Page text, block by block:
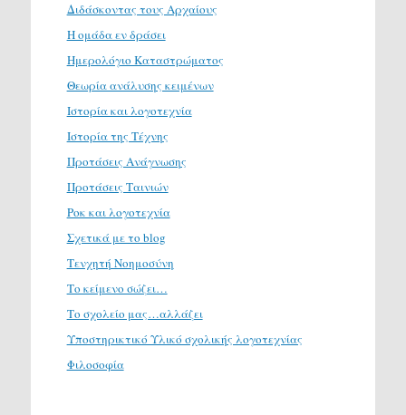
Διδάσκοντας τους Αρχαίους
Η ομάδα εν δράσει
Ημερολόγιο Καταστρώματος
Θεωρία ανάλυσης κειμένων
Ιστορία και λογοτεχνία
Ιστορία της Τέχνης
Προτάσεις Ανάγνωσης
Προτάσεις Ταινιών
Ροκ και λογοτεχνία
Σχετικά με το blog
Τενχητή Νοημοσύνη
Το κείμενο σώζει…
Το σχολείο μας…αλλάζει
Υποστηρικτικό Υλικό σχολικής λογοτεχνίας
Φιλοσοφία